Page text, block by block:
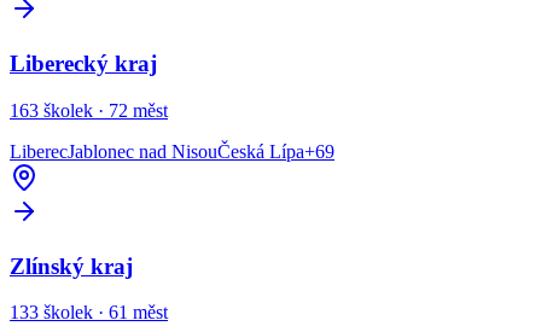
Liberecký kraj
163 školek · 72 měst
LiberecJablonec nad NisouČeská Lípa+69
Zlínský kraj
133 školek · 61 měst